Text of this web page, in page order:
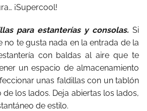
¡Supercool!
para estanterías y consolas. Si
no te gusta nada en la entrada de la
con baldas al aire que te
un espacio de almacenamiento
unas faldillas con un tablón
los lados. Deja abiertas los lados,
de estilo.